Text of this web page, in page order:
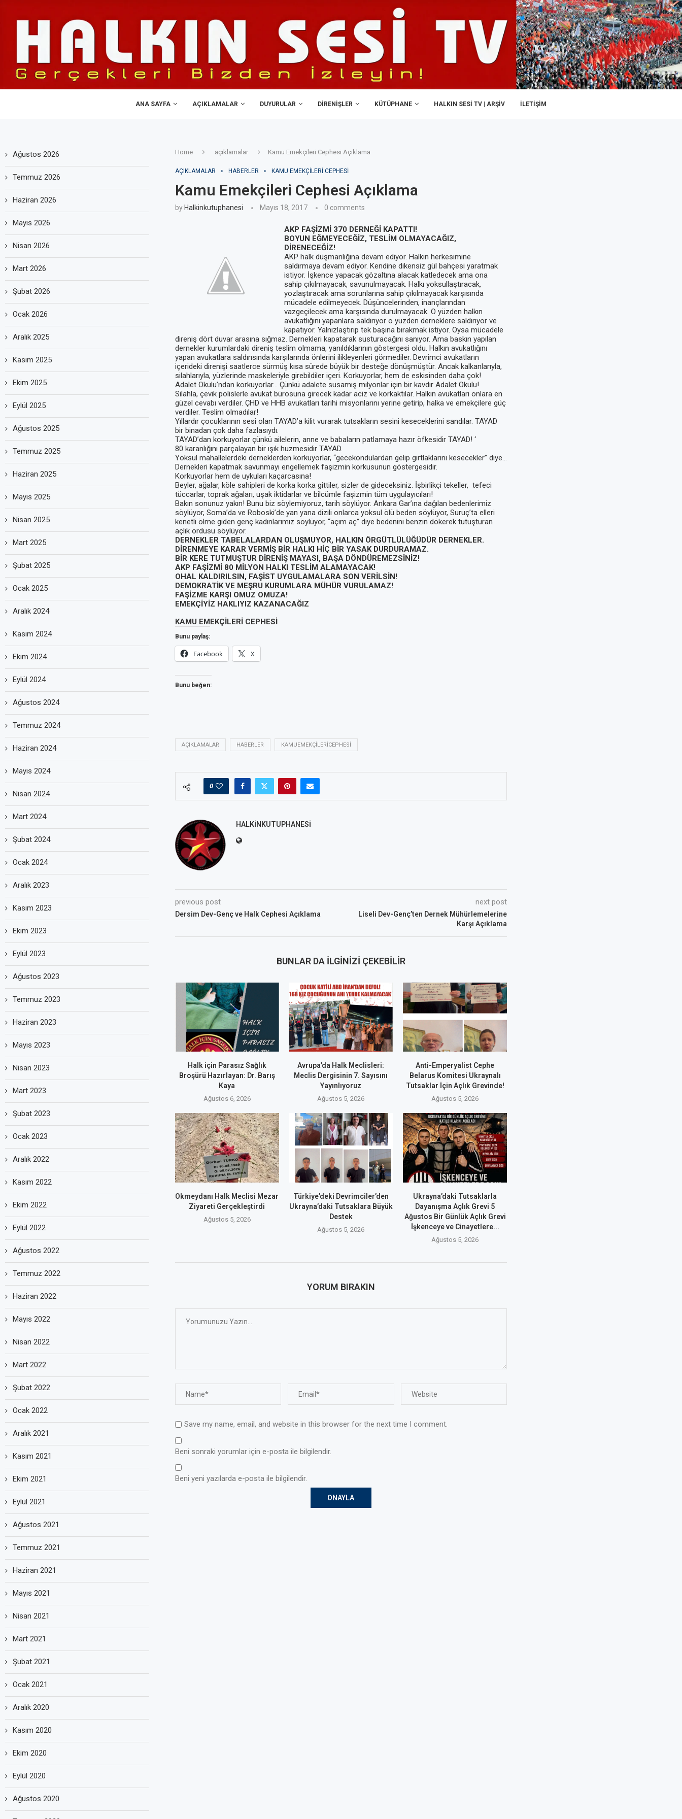
ANA SAYFA AÇIKLAMALAR DUYURULAR DIRENIŞLER KÜTÜPHANE HALKIN SESI TV | ARŞİV İLETIŞIM
Home açıklamalar Kamu Emekçileri Cephesi Açıklama
AÇIKLAMALAR HABERLER KAMU EMEKÇILERI CEPHESI
Kamu Emekçileri Cephesi Açıklama
byHalkinkutuphanesi Mayıs 18, 2017 0 comments
AKP FAŞİZMİ 370 DERNEĞİ KAPATTI!
BOYUN EĞMEYECEĞİZ, TESLİM OLMAYACAĞIZ,
DİRENECEĞİZ!
AKP halk düşmanlığına devam ediyor. Halkın herkesimine
saldırmaya devam ediyor. Kendine dikensiz gül bahçesi yaratmak
istiyor. İşkence yapacak gözaltına alacak katledecek ama ona
sahip çıkılmayacak, savunulmayacak. Halkı yoksullaştıracak,
yozlaştıracak ama sorunlarına sahip çıkılmayacak karşısında
mücadele edilmeyecek. Düşüncelerinden, inançlarından
vazgeçilecek ama karşısında durulmayacak. O yüzden halkın
avukatlığını yapanlara saldırıyor o yüzden derneklere saldırıyor ve
kapatıyor. Yalnızlaştırıp tek başına bırakmak istiyor. Oysa mücadele
direniş dört duvar arasına sığmaz. Dernekleri kapatarak susturacağını sanıyor. Ama baskın yapılan
dernekler kurumlardaki direniş teslim olmama, yanıldıklarının göstergesi oldu. Halkın avukatlığını
yapan avukatlara saldırısında karşılarında önlerini ilikleyenleri görmediler. Devrimci avukatların
içerideki direnişi saatlerce sürmüş kısa sürede büyük bir desteğe dönüşmüştür. Ancak kalkanlarıyla,
silahlarıyla, yüzlerinde maskeleriyle girebildiler içeri. Korkuyorlar, hem de eskisinden daha çok!
Adalet Okulu’ndan korkuyorlar… Çünkü adalete susamış milyonlar için bir kavdır Adalet Okulu!
Silahla, çevik polislerle avukat bürosuna girecek kadar aciz ve korkaktılar. Halkın avukatları onlara en
güzel cevabı verdiler. ÇHD ve HHB avukatları tarihi misyonlarını yerine getirip, halka ve emekçilere güç
verdiler. Teslim olmadılar!
Yıllardır çocuklarının sesi olan TAYAD’a kilit vurarak tutsakların sesini keseceklerini sandılar. TAYAD
bir binadan çok daha fazlasıydı.
TAYAD’dan korkuyorlar çünkü ailelerin, anne ve babaların patlamaya hazır öfkesidir TAYAD! ‘
80 karanlığını parçalayan bir ışık huzmesidir TAYAD.
Yoksul mahallelerdeki derneklerden korkuyorlar, “gecekondulardan gelip gırtlaklarını kesecekler” diye…
Dernekleri kapatmak savunmayı engellemek faşizmin korkusunun göstergesidir.
Korkuyorlar hem de uykuları kaçarcasına!
Beyler, ağalar, köle sahipleri de korka korka gittiler, sizler de gideceksiniz. İşbirlikçi tekeller, tefeci
tüccarlar, toprak ağaları, uşak iktidarlar ve bilcümle faşizmin tüm uygulayıcıları!
Bakın sonunuz yakın! Bunu biz söylemiyoruz, tarih söylüyor. Ankara Gar’ına dağılan bedenlerimiz
söylüyor, Soma’da ve Roboski’de yan yana dizili onlarca yoksul ölü beden söylüyor, Suruç’ta elleri
kenetli ölme giden genç kadınlarımız söylüyor, “açım aç” diye bedenini benzin dökerek tutuşturan
açlık ordusu söylüyor.
DERNEKLER TABELALARDAN OLUŞMUYOR, HALKIN ÖRGÜTLÜLÜĞÜDÜR DERNEKLER.
DİRENMEYE KARAR VERMİŞ BİR HALKI HİÇ BİR YASAK DURDURAMAZ.
BİR KERE TUTMUŞTUR DİRENİŞ MAYASI, BAŞA DÖNDÜREMEZSİNİZ!
AKP FAŞİZMİ 80 MİLYON HALKI TESLİM ALAMAYACAK!
OHAL KALDIRILSIN, FAŞİST UYGULAMALARA SON VERİLSİN!
DEMOKRATİK VE MEŞRU KURUMLARA MÜHÜR VURULAMAZ!
FAŞİZME KARŞI OMUZ OMUZA!
EMEKÇİYİZ HAKLIYIZ KAZANACAĞIZ
KAMU EMEKÇİLERİ CEPHESİ
Bunu paylaş:
Facebook X
Bunu beğen:
AÇIKLAMALAR HABERLER KAMUEMEKÇILERICEPHESI
0
HALKINKUTUPHANESI
previous post
Dersim Dev-Genç ve Halk Cephesi Açıklama
next post
Liseli Dev-Genç’ten Dernek Mühürlemelerine
Karşı Açıklama
BUNLAR DA İLGINIZI ÇEKEBILIR
Halk için Parasız Sağlık
Broşürü Hazırlayan: Dr. Barış
Kaya
Ağustos 6, 2026
Avrupa’da Halk Meclisleri:
Meclis Dergisinin 7. Sayısını
Yayınlıyoruz
Ağustos 5, 2026
Anti-Emperyalist Cephe
Belarus Komitesi Ukraynalı
Tutsaklar İçin Açlık Grevinde!
Ağustos 5, 2026
Okmeydanı Halk Meclisi Mezar
Ziyareti Gerçekleştirdi
Ağustos 5, 2026
Türkiye’deki Devrimciler’den
Ukrayna’daki Tutsaklara Büyük
Destek
Ağustos 5, 2026
Ukrayna’daki Tutsaklarla
Dayanışma Açlık Grevi 5
Ağustos Bir Günlük Açlık Grevi
İşkenceye ve Cinayetlere...
Ağustos 5, 2026
YORUM BIRAKIN
Save my name, email, and website in this browser for the next time I comment.
Beni sonraki yorumlar için e-posta ile bilgilendir.
Beni yeni yazılarda e-posta ile bilgilendir.
Ağustos 2026
Temmuz 2026
Haziran 2026
Mayıs 2026
Nisan 2026
Mart 2026
Şubat 2026
Ocak 2026
Aralık 2025
Kasım 2025
Ekim 2025
Eylül 2025
Ağustos 2025
Temmuz 2025
Haziran 2025
Mayıs 2025
Nisan 2025
Mart 2025
Şubat 2025
Ocak 2025
Aralık 2024
Kasım 2024
Ekim 2024
Eylül 2024
Ağustos 2024
Temmuz 2024
Haziran 2024
Mayıs 2024
Nisan 2024
Mart 2024
Şubat 2024
Ocak 2024
Aralık 2023
Kasım 2023
Ekim 2023
Eylül 2023
Ağustos 2023
Temmuz 2023
Haziran 2023
Mayıs 2023
Nisan 2023
Mart 2023
Şubat 2023
Ocak 2023
Aralık 2022
Kasım 2022
Ekim 2022
Eylül 2022
Ağustos 2022
Temmuz 2022
Haziran 2022
Mayıs 2022
Nisan 2022
Mart 2022
Şubat 2022
Ocak 2022
Aralık 2021
Kasım 2021
Ekim 2021
Eylül 2021
Ağustos 2021
Temmuz 2021
Haziran 2021
Mayıs 2021
Nisan 2021
Mart 2021
Şubat 2021
Ocak 2021
Aralık 2020
Kasım 2020
Ekim 2020
Eylül 2020
Ağustos 2020